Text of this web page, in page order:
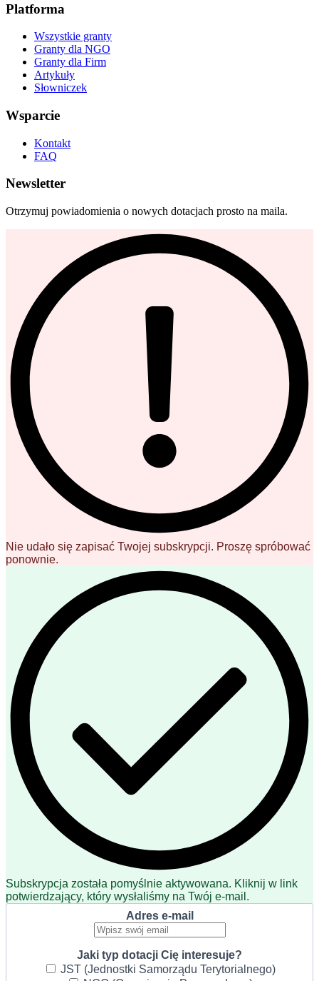
Platforma
Wszystkie granty
Granty dla NGO
Granty dla Firm
Artykuły
Słowniczek
Wsparcie
Kontakt
FAQ
Newsletter
Otrzymuj powiadomienia o nowych dotacjach prosto na maila.
Nie udało się zapisać Twojej subskrypcji. Proszę spróbować
ponownie.
Subskrypcja została pomyślnie aktywowana. Kliknij w link
potwierdzający, który wysłaliśmy na Twój e-mail.
Adres e-mail
Jaki typ dotacji Cię interesuje?
JST (Jednostki Samorządu Terytorialnego)